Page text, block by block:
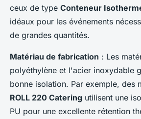
ceux de type Conteneur
idéaux pour les événements
de grandes quantités.
Matériau de fabrication : Les
polyéthylène et l'acier inoxydable
bonne isolation. Par exemple, des
ROLL 220 Catering utilisent une
PU pour une excellente rétention